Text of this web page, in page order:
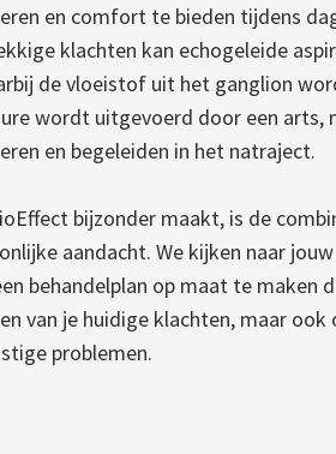
en comfort te bieden tijdens
klachten kan echogeleide
de vloeistof uit het ganglion
wordt uitgevoerd door een arts,
en begeleiden in het natraject.
bijzonder maakt, is de
aandacht. We kijken naar
behandelplan op maat te maken
van je huidige klachten, maar ook
problemen.